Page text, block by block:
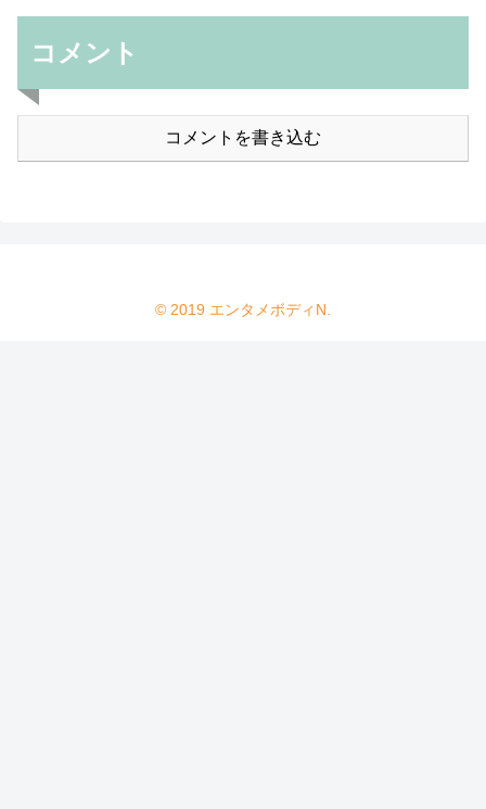
コメント
コメントを書き込む
© 2019 エンタメボディN.